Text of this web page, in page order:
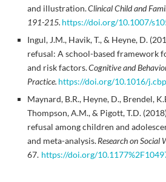
and illustration.Clinical Child and
191-215. https://doi.org/10.1007/
Ingul, J.M., Havik, T., & Heyne, D.
refusal: A school-based framework
and risk factors.Cognitive and
Practice. https://doi.org/10.1016/
Maynard, B.R., Heyne, D., Brendel,
Thompson, A.M., & Pigott, T.D.
refusal among children and
and meta-analysis.Research on Social
67. https://doi.org/